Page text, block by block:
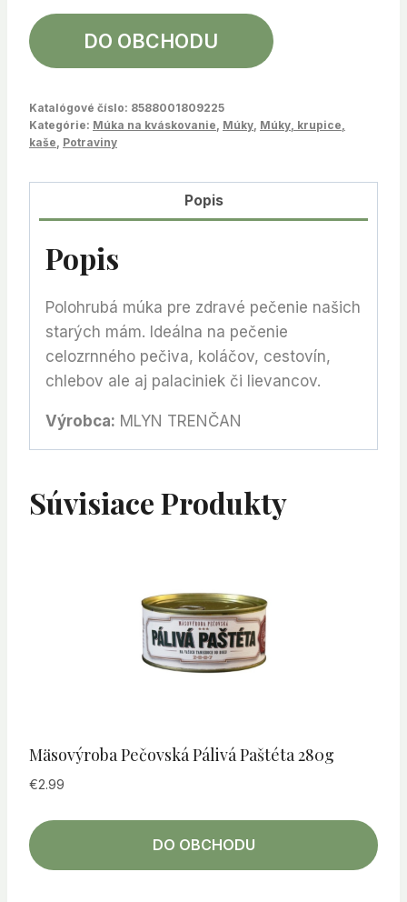
DO OBCHODU
Katalógové číslo: 8588001809225
Kategórie: Múka na kváskovanie Múky Múky, krupice,
kaše Potraviny
Popis
Popis
Polohrubá múka pre zdravé pečenie našich
starých mám. Ideálna na pečenie
celozrnného pečiva, koláčov, cestovín,
chlebov ale aj palaciniek či lievancov.
Výrobca: MLYN TRENČAN
Súvisiace Produkty
Mäsovýroba Pečovská Pálivá Paštéta 280g
€2.99
DO OBCHODU